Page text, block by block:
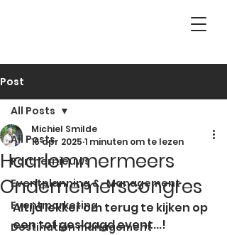
Post
All Posts
Partnernieuws
Eventplanning & -Management
Eventmarketing
Destination management
All Posts
Haarlemmermeers
Ondernemerscongres
Michiel Smilde
16 apr 2025 1 minuten om te lezen
Altijd lekker om terug te kijken op
een tof geslaagd event...!